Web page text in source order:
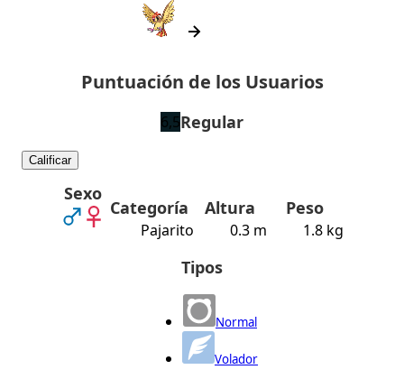
Sexo
Categoría
Pajarito
Altura
0.3 m
Peso
1.8 kg
Tipos
Normal
Volador
Puntuación de los Usuarios
6,5Regular
Calificar